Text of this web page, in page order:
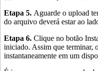
Etapa 5. Aguarde o upload
do arquivo deverá estar ao
Etapa 6. Clique no botão
iniciado. Assim que terminar,
instantaneamente em um